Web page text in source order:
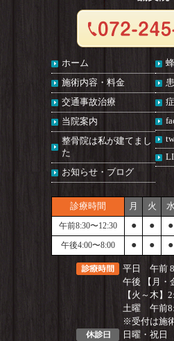
ホーム
施術内容・料金
交通事故治療
当院案内
整骨院は私が建てまし
た
お知らせ・ブログ
診療時間 月 火 水
午前8:30〜12:30
● ● ●
午後4:00〜8:00
● ● ●
平日 午前
午後 【月・
【火～木】
土曜 午前
※受付は施
日曜・祝日